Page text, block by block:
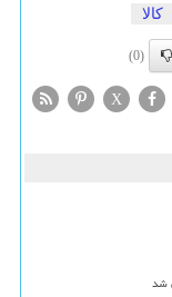
كالا
(0)
X